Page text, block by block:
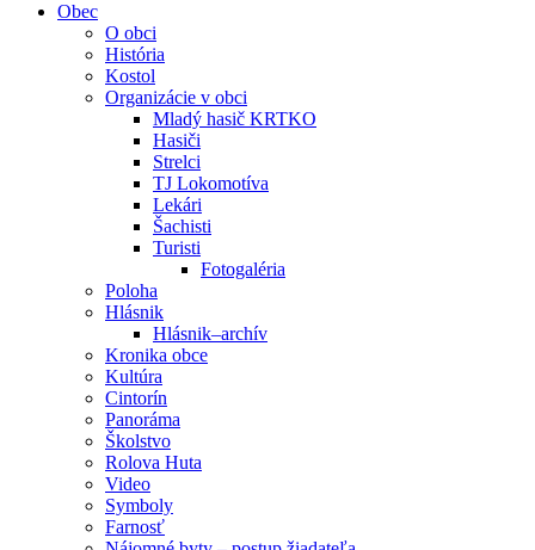
Obec
O obci
História
Kostol
Organizácie v obci
Mladý hasič KRTKO
Hasiči
Strelci
TJ Lokomotíva
Lekári
Šachisti
Turisti
Fotogaléria
Poloha
Hlásnik
Hlásnik–archív
Kronika obce
Kultúra
Cintorín
Panoráma
Školstvo
Rolova Huta
Video
Symboly
Farnosť